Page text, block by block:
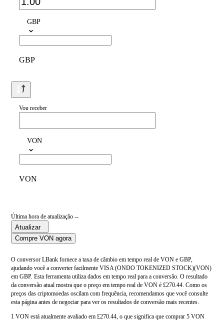
GBP
GBP
Vou receber
VON
VON
Última hora de atualização --
Atualizar
Compre VON agora
O conversor LBank fornece a taxa de câmbio em tempo real de VON e GBP,
ajudando você a converter facilmente VISA (ONDO TOKENIZED STOCK)(VON)
em GBP. Esta ferramenta utiliza dados em tempo real para a conversão. O resultado
da conversão atual mostra que o preço em tempo real de VON é £270.44. Como os
preços das criptomoedas oscilam com frequência, recomendamos que você consulte
esta página antes de negociar para ver os resultados de conversão mais recentes.
1 VON está atualmente avaliado em £270.44, o que significa que comprar 5 VON